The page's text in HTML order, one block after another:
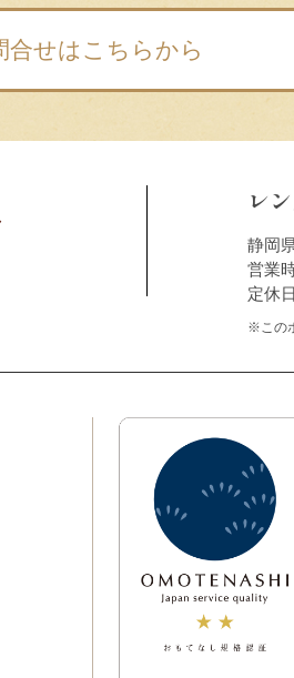
合せはこちらから
レ
静岡
営業
定休
※この